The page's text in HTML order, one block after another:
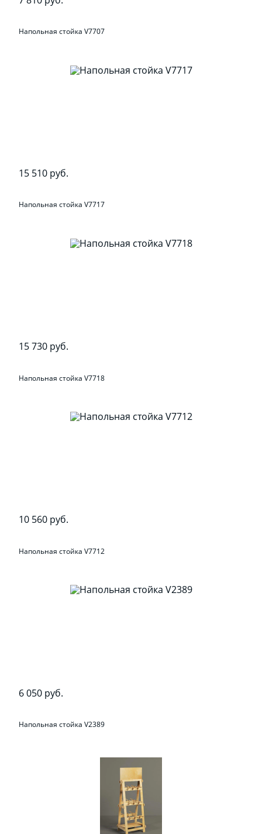
Напольная стойка V7707
15 510 руб.
Напольная стойка V7717
15 730 руб.
Напольная стойка V7718
10 560 руб.
Напольная стойка V7712
6 050 руб.
Напольная стойка V2389